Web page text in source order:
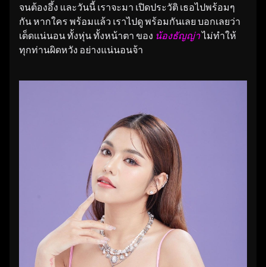
จนต้องอึ้ง และวันนี้ เราจะมา เปิดประวัติ เธอไปพร้อมๆ
กัน หากใคร พร้อมแล้ว เราไปดู พร้อมกันเลย บอกเลยว่า
เด็ดแน่นอน ทั้งหุ่น ทั้งหน้าตา ของ น้องธัญญ่าไม่ทำให้
ทุกท่านผิดหวัง อย่างแน่นอนจ้า